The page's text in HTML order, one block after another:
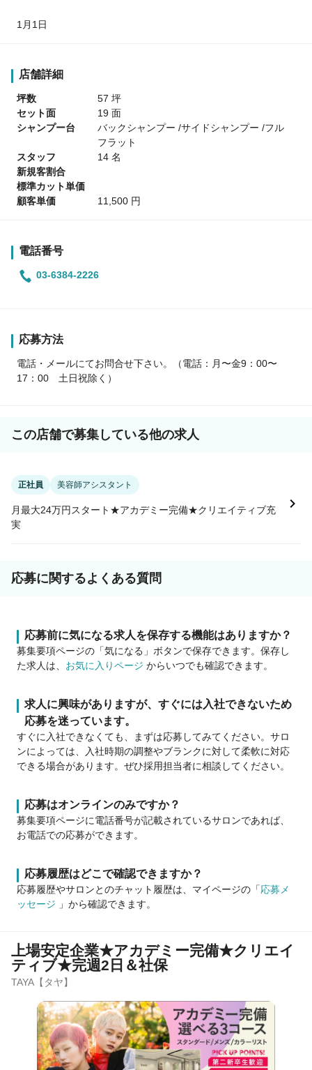
1月1日
店舗詳細
坪数
57 坪
セット面
19 面
シャンプー台
バックシャンプー /サイドシャンプー /フル
フラット
スタッフ
14 名
新規客割合
標準カット単価
顧客単価
11,500 円
電話番号
03-6384-2226
応募方法
電話・メールにてお問合せ下さい。（電話：月〜金9：00〜
17：00 土日祝除く）
この店舗で募集している他の求人
正社員 美容師アシスタント
月最大24万円スタート★アカデミー完備★クリエイティブ充
実
応募に関するよくある質問
応募前に気になる求人を保存する機能はありますか？
募集要項ページの「気になる」ボタンで保存できます。保存し
た求人は、 お気に入りページ からいつでも確認できます。
求人に興味がありますが、すぐには入社できないため
応募を迷っています。
すぐに入社できなくても、まずは応募してみてください。サロ
ンによっては、入社時期の調整やブランクに対して柔軟に対応
できる場合があります。ぜひ採用担当者に相談してください。
応募はオンラインのみですか？
募集要項ページに電話番号が記載されているサロンであれば、
お電話での応募ができます。
応募履歴はどこで確認できますか？
応募履歴やサロンとのチャット履歴は、マイページの「応募メ
ッセージ
」から確認できます。
上場安定企業★アカデミー完備★クリエイ
ティブ★完週2日＆社保
TAYA【タヤ】